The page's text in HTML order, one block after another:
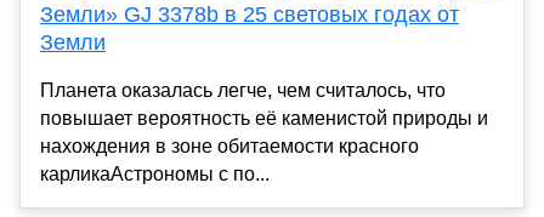
Земли» GJ 3378b в 25 световых годах от
Земли
Планета оказалась легче, чем считалось, что
повышает вероятность её каменистой природы и
нахождения в зоне обитаемости красного
карликаАстрономы с по...